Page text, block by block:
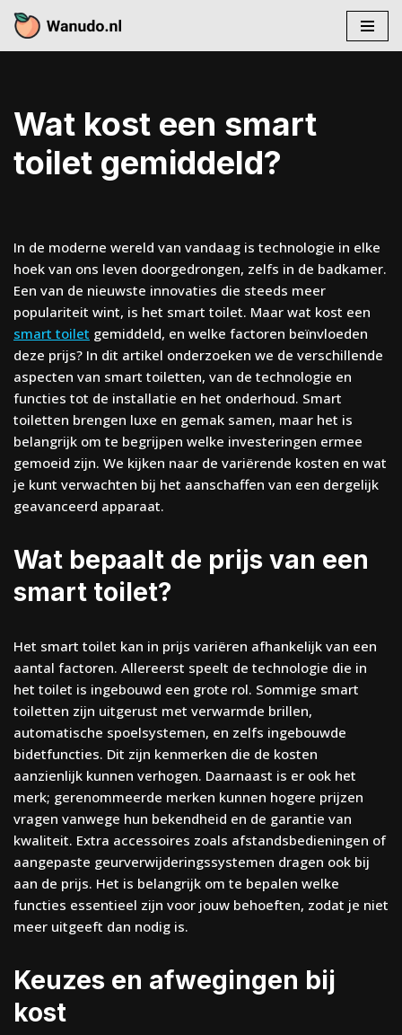
Skip
Wat kost een smart
toilet gemiddeld?
In de moderne wereld van vandaag is technologie in elke
hoek van ons leven doorgedrongen, zelfs in de badkamer.
Een van de nieuwste innovaties die steeds meer
populariteit wint, is het smart toilet. Maar wat kost een
smart toilet gemiddeld, en welke factoren beïnvloeden
deze prijs? In dit artikel onderzoeken we de verschillende
aspecten van smart toiletten, van de technologie en
functies tot de installatie en het onderhoud. Smart
toiletten brengen luxe en gemak samen, maar het is
belangrijk om te begrijpen welke investeringen ermee
gemoeid zijn. We kijken naar de variërende kosten en wat
je kunt verwachten bij het aanschaffen van een dergelijk
geavanceerd apparaat.
Wat bepaalt de prijs van een
smart toilet?
Het smart toilet kan in prijs variëren afhankelijk van een
aantal factoren. Allereerst speelt de technologie die in
het toilet is ingebouwd een grote rol. Sommige smart
toiletten zijn uitgerust met verwarmde brillen,
automatische spoelsystemen, en zelfs ingebouwde
bidetfuncties. Dit zijn kenmerken die de kosten
aanzienlijk kunnen verhogen. Daarnaast is er ook het
merk; gerenommeerde merken kunnen hogere prijzen
vragen vanwege hun bekendheid en de garantie van
kwaliteit. Extra accessoires zoals afstandsbedieningen of
aangepaste geurverwijderingssystemen dragen ook bij
aan de prijs. Het is belangrijk om te bepalen welke
functies essentieel zijn voor jouw behoeften, zodat je niet
meer uitgeeft dan nodig is.
Keuzes en afwegingen bij
kost